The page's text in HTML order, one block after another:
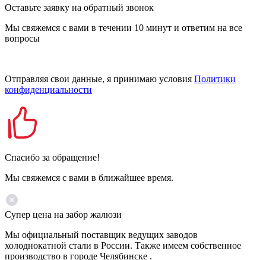
Оставьте заявку на обратный звонок
Мы свяжемся с вами в течении 10 минут и ответим на все
вопросы
Отправляя свои данные, я принимаю условия Политики
конфиденциальности
Спасибо за обращение!
Мы свяжемся с вами в ближайшее время.
Супер цена на забор жалюзи
Мы официальный поставщик ведущих заводов
холоднокатной стали в России. Также имеем собственное
производство в городе Челябинске .